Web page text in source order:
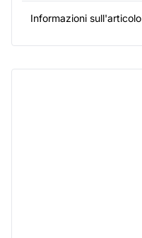
Informazioni sull'articolo